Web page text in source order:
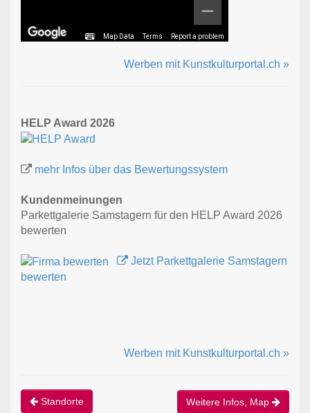
Map Data Terms Report a problem
Werben mit Kunstkulturportal.ch »
HELP Award 2026
mehr Infos über das Bewertungssystem
Kundenmeinungen
Parkettgalerie Samstagern für den HELP Award 2026
bewerten
Jetzt Parkettgalerie Samstagern
bewerten
Werben mit Kunstkulturportal.ch »
Standorte Weitere Infos, Map